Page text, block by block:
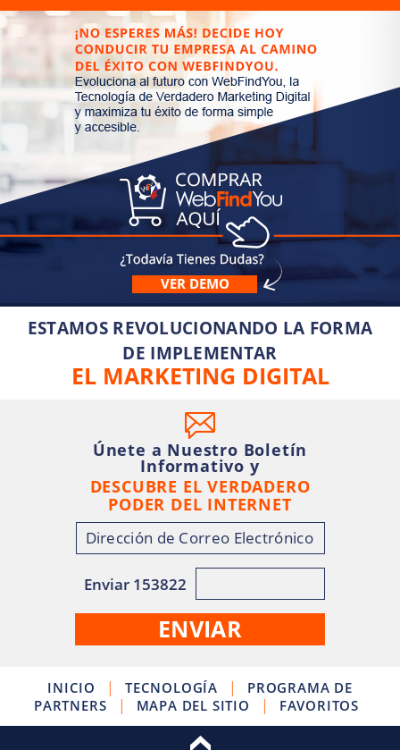
VER DEMO
ESTAMOS REVOLUCIONANDO LA FORMA
DE IMPLEMENTAR
EL MARKETING DIGITAL
Únete a Nuestro Boletín
Informativo y
DESCUBRE EL VERDADERO
PODER DEL INTERNET
Enviar 153822
INICIO | TECNOLOGÍA |
PROGRAMA DE
PARTNERS
| MAPA DEL SITIO | FAVORITOS